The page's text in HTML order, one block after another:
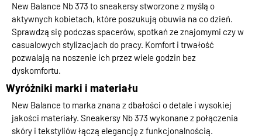
New Balance Nb 373 to sneakersy stworzone z myślą o
aktywnych kobietach, które poszukują obuwia na co dzień.
Sprawdzą się podczas spacerów, spotkań ze znajomymi czy w
casualowych stylizacjach do pracy. Komfort i trwałość
pozwalają na noszenie ich przez wiele godzin bez
dyskomfortu.
Wyróżniki marki i materiału
New Balance to marka znana z dbałości o detale i wysokiej
jakości materiały. Sneakersy Nb 373 wykonane z połączenia
skóry i tekstyliów łączą elegancję z funkcjonalnością.